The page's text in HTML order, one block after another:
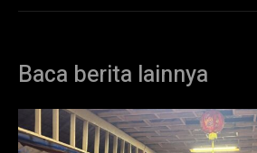
Baca berita lainnya